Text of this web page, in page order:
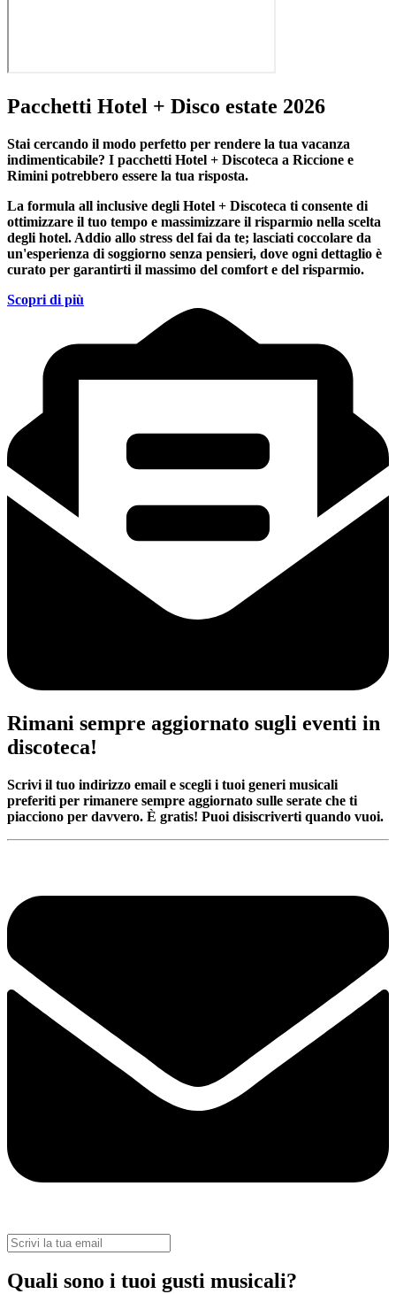
Pacchetti Hotel + Disco estate 2026
Stai cercando il modo perfetto per rendere la tua vacanza
indimenticabile? I pacchetti Hotel + Discoteca a Riccione e
Rimini potrebbero essere la tua risposta.
La formula all inclusive degli Hotel + Discoteca ti consente di
ottimizzare il tuo tempo e massimizzare il risparmio nella scelta
degli hotel. Addio allo stress del fai da te; lasciati coccolare da
un'esperienza di soggiorno senza pensieri, dove ogni dettaglio è
curato per garantirti il massimo del comfort e del risparmio.
Scopri di più
Rimani sempre aggiornato sugli eventi in
discoteca!
Scrivi il tuo indirizzo email e scegli i tuoi generi musicali
preferiti per rimanere sempre aggiornato sulle serate che ti
piacciono per davvero. È gratis! Puoi disiscriverti quando vuoi.
Quali sono i tuoi gusti musicali?